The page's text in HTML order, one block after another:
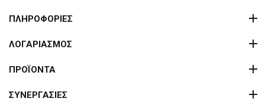
ΠΛΗΡΟΦΟΡΙΕΣ
ΛΟΓΑΡΙΑΣΜΟΣ
ΠΡΟΪΟΝΤΑ
ΣΥΝΕΡΓΑΣΙΕΣ